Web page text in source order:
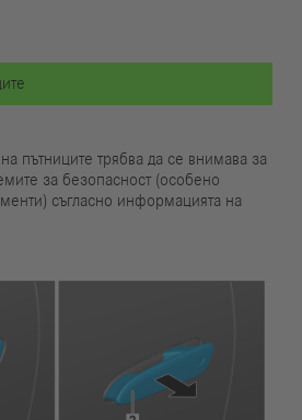
пътниците трябва да се внимава за
за безопасност (особено
съгласно информацията на